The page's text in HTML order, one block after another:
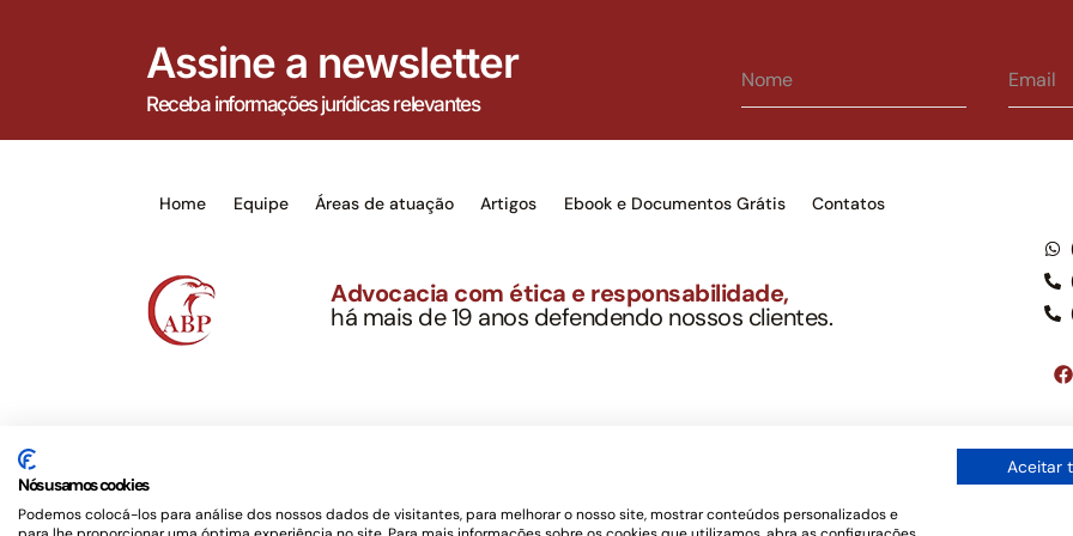
Assine a newsletter
Receba informações jurídicas relevantes
Home Equipe Áreas de atuação Artigos Ebook e Documentos Grátis Contatos
Advocacia com ética e responsabilidade,
há mais de 19 anos defendendo nossos clientes.
Este site não é um produto Meta Platforms, Inc., Google LLC, tampouco oferece serviços públicos oficiais. Somos um
serviços jurídicos, privativos de advogados, de acordo com a legislação vigente e o Código de Ética e Disciplina da
OAB/SP nº 22477 –
Nós usamos cookies
Podemos colocá-los para análise dos nossos dados de visitantes, para melhorar o nosso site, mostrar conteúdos personalizados e
Aceitar